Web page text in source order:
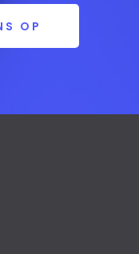
OP